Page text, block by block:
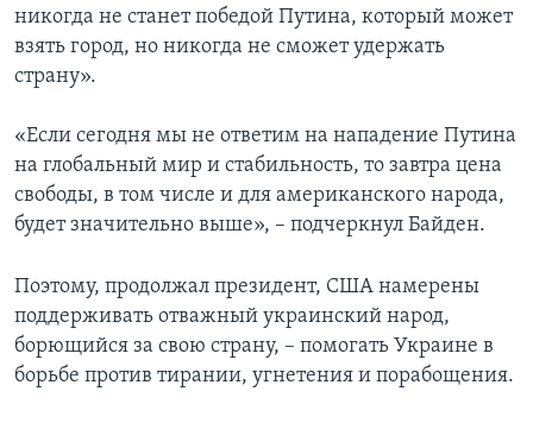
никогда не станет победой Путина, который может
взять город, но никогда не сможет удержать
страну».
«Если сегодня мы не ответим на нападение Путина
на глобальный мир и стабильность, то завтра цена
свободы, в том числе и для американского народа,
будет значительно выше», – подчеркнул Байден.
Поэтому, продолжал президент, США намерены
поддерживать отважный украинский народ,
борющийся за свою страну, – помогать Украине в
борьбе против тирании, угнетения и порабощения.